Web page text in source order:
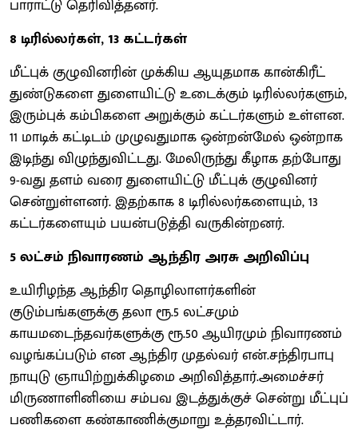
பாராட்டு தெரிவித்தனர்.
8 டிரில்லர்கள், 13 கட்டர்கள்
மீட்புக் குழுவினரின் முக்கிய ஆயுதமாக கான்கிரீட்
துண்டுகளை துளையிட்டு உடைக்கும் டிரில்லர்களும்,
இரும்புக் கம்பிகளை அறுக்கும் கட்டர்களும் உள்ளன.
11 மாடிக் கட்டிடம் முழுவதுமாக ஒன்றன்மேல் ஒன்றாக
இடிந்து விழுந்துவிட்டது. மேலிருந்து கீழாக தற்போது
9-வது தளம் வரை துளையிட்டு மீட்புக் குழுவினர்
சென்றுள்ளனர். இதற்காக 8 டிரில்லர்களையும், 13
கட்டர்களையும் பயன்படுத்தி வருகின்றனர்.
5 லட்சம் நிவாரணம் ஆந்திர அரசு அறிவிப்பு
உயிரிழந்த ஆந்திர தொழிலாளர்களின்
குடும்பங்களுக்கு தலா ரூ.5 லட்சமும்
காயமடைந்தவர்களுக்கு ரூ.50 ஆயிரமும் நிவாரணம்
வழங்கப்படும் என ஆந்திர முதல்வர் என்.சந்திரபாபு
நாயுடு ஞாயிற்றுக்கிழமை அறிவித்தார்.அமைச்சர்
மிருணாளினியை சம்பவ இடத்துக்குச் சென்று மீட்புப்
பணிகளை கண்காணிக்குமாறு உத்தரவிட்டார்.